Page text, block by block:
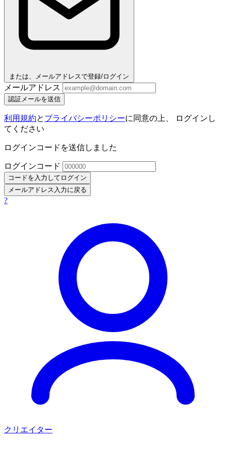
または、メールアドレスで登録/ログイン
メールアドレス
認証メールを送信
利用規約と プライバシーポリシーに同意の上、 ログインし
てください
ログインコードを送信しました
ログインコード
コードを入力してログイン
メールアドレス入力に戻る
?
クリエイター